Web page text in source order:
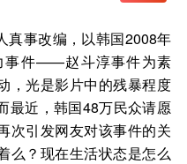
真事改编，以韩国2008年
事件——赵斗淳事件为素
，光是影片中的残暴程度
最近，韩国48万民众请愿
次引发网友对该事件的关
么？现在生活状态是怎么